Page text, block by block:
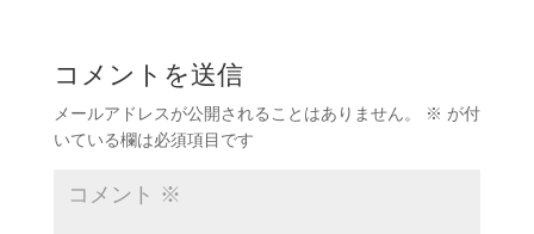
コメントを送信
メールアドレスが公開されることはありません。 ※ が付
いている欄は必須項目です